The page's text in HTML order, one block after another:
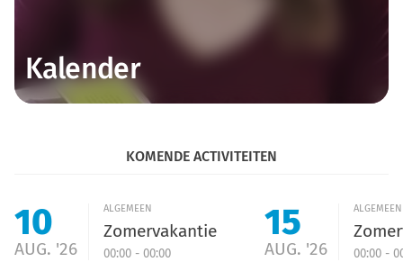
Kalender
KOMENDE ACTIVITEITEN
10
AUG. '26
ALGEMEEN
Zomervakantie
00:00 - 00:00
15
AUG. '26
ALGEMEEN
00:00 -